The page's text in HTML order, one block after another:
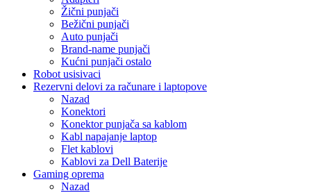
Žični punjači
Bežični punjači
Auto punjači
Brand-name punjači
Kućni punjači ostalo
Robot usisivaci
Rezervni delovi za računare i laptopove
Nazad
Konektori
Konektor punjača sa kablom
Kabl napajanje laptop
Flet kablovi
Kablovi za Dell Baterije
Gaming oprema
Nazad